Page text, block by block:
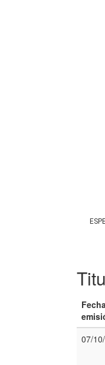
07/